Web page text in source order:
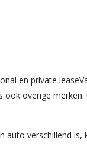
en private
ook overige
auto verschillend